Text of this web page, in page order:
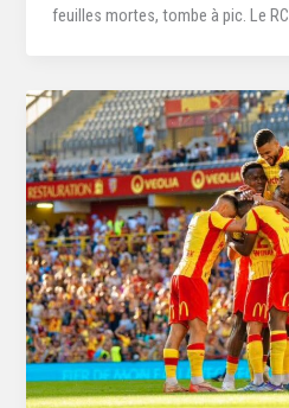
feuilles mortes, tombe à pic. Le RC